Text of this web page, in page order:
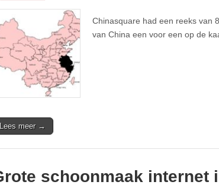
Chinasquare had een reeks van
van China een voor een op de
Lees meer →
schoonmaak internet